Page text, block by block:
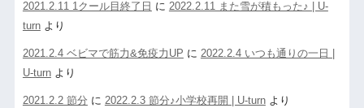
2021.2.11 1クール目終了日 に 2022.2.11 また雪が積もった♪ | U-
turnより
2021.2.4 ベビマで筋力&免疫力UP に 2022.2.4 いつも通りの一日 |
U-turnより
2021.2.2 節分 に 2022.2.3 節分♪小学校再開 | U-turnより